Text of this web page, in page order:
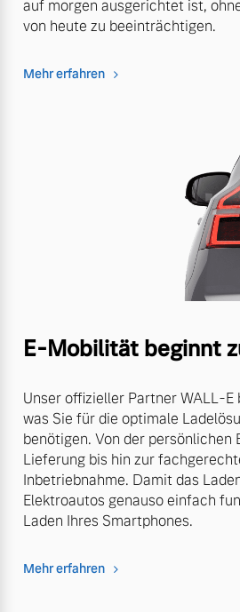
auf morgen ausgerichtet ist,
von heute zu beeinträchtigen.
Mehr erfahren
E-Mobilität beginnt
Unser offizieller Partner WALL-E
was Sie für die optimale
benötigen. Von der persönlichen
Lieferung bis hin zur
Inbetriebnahme. Damit das
Elektroautos genauso einfach
Laden Ihres Smartphones.
Mehr erfahren